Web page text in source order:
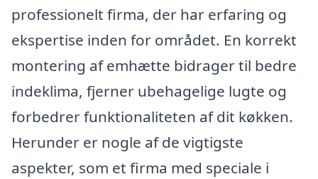
professionelt firma, der har erfaring og
ekspertise inden for området. En korrekt
montering af emhætte bidrager til bedre
indeklima, fjerner ubehagelige lugte og
forbedrer funktionaliteten af dit køkken.
Herunder er nogle af de vigtigste
aspekter, som et firma med speciale i